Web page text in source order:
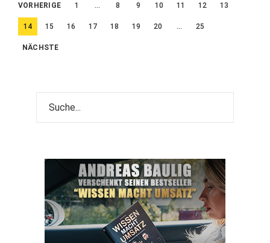
Beitragsnavigation
VORHERIGE 1 … 8 9 10 11 12 13
14 15 16 17 18 19 20 … 25
NÄCHSTE